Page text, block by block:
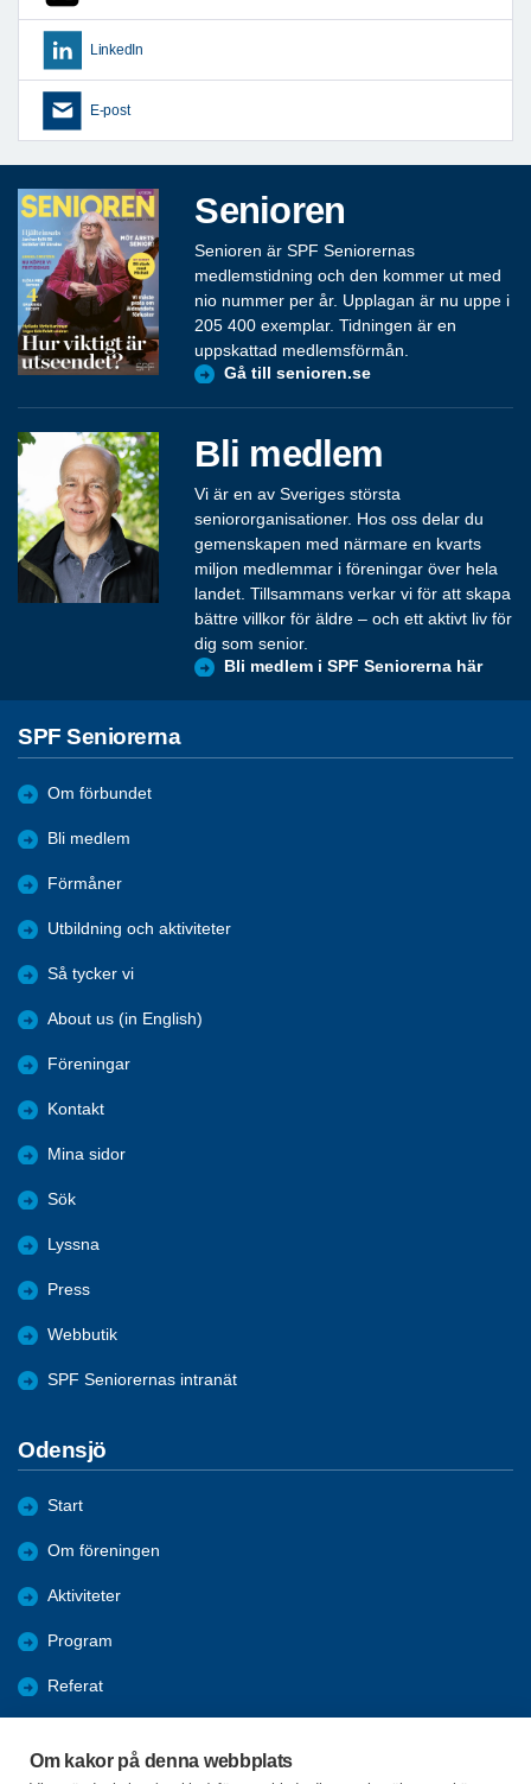
Om kakor på denna webbplats
LinkedIn
E-post
Senioren
Senioren är SPF Seniorernas
medlemstidning och den kommer ut med
nio nummer per år. Upplagan är nu uppe i
205 400 exemplar. Tidningen är en
uppskattad medlemsförmån.
Gå till senioren.se
Bli medlem
Vi är en av Sveriges största
seniororganisationer. Hos oss delar du
gemenskapen med närmare en kvarts
miljon medlemmar i föreningar över hela
landet. Tillsammans verkar vi för att skapa
bättre villkor för äldre – och ett aktivt liv för
dig som senior.
Bli medlem i SPF Seniorerna här
SPF Seniorerna
Om förbundet
Bli medlem
Förmåner
Utbildning och aktiviteter
Så tycker vi
About us (in English)
Föreningar
Kontakt
Mina sidor
Sök
Lyssna
Press
Webbutik
SPF Seniorernas intranät
Odensjö
Start
Om föreningen
Aktiviteter
Program
Referat
Bli medlem